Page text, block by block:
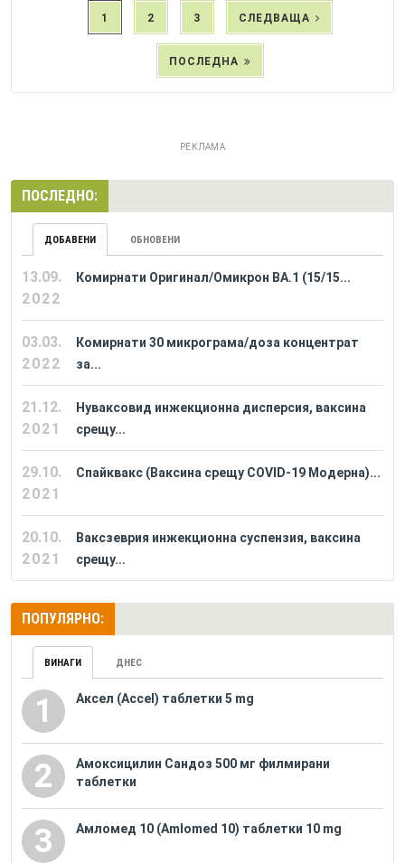
1 2 3 СЛЕДВАЩА
ПОСЛЕДНА
РЕКЛАМА
ПОСЛЕДНО:
ДОБАВЕНИ ОБНОВЕНИ
13.09.
2022
Комирнати Оригинал/Омикрон BA.1 (15/15...
03.03.
2022
Комирнати 30 микрограма/доза концентрат
за...
21.12.
2021
Нуваксовид инжекционна дисперсия, ваксина
срещу...
29.10.
2021
Спайквакс (Ваксина срещу COVID-19 Модерна)...
20.10.
2021
Ваксзеврия инжекционна суспензия, ваксина
срещу...
ПОПУЛЯРНО:
ВИНАГИ ДНЕС
1 Аксел (Accel) таблетки 5 mg
2
Амоксицилин Сандоз 500 мг филмирани
таблетки
3 Амломед 10 (Amlomed 10) таблетки 10 mg